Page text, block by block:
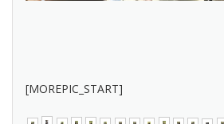
[MOREPIC_START]